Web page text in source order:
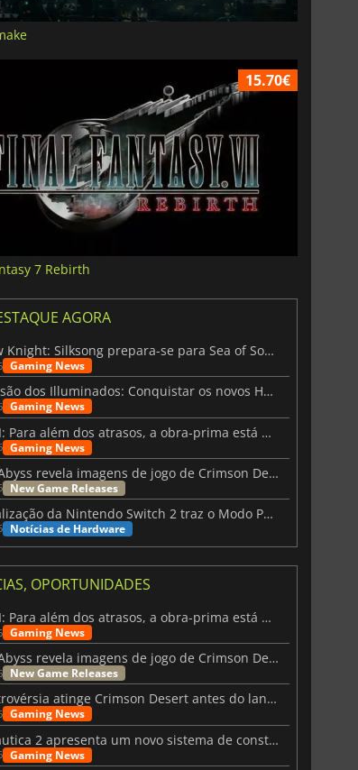
15.70€
7 Rebirth
AGORA
Hollow Knight: Silksong prepara-se para Sea of Sorrow com um patch
Gaming News
A Invasão dos Illuminados: Conquistar os novos Helldivers 2 Atualização!
Gaming News
GTA VI: Para além dos atrasos, a obra-prima está quase a chegar
Gaming News
Pearl Abyss revela imagens de jogo de Crimson Desert para a PS5
New Game Releases
A atualização da Nintendo Switch 2 traz o Modo Portátil aos jogos mais antigos da Switch
Notícias de Hardware
OPORTUNIDADES
GTA VI: Para além dos atrasos, a obra-prima está quase a chegar
Gaming News
Pearl Abyss revela imagens de jogo de Crimson Desert para a PS5
New Game Releases
A controvérsia atinge Crimson Desert antes do lançamento
Gaming News
Subnautica 2 apresenta um novo sistema de construção de bases
Gaming News